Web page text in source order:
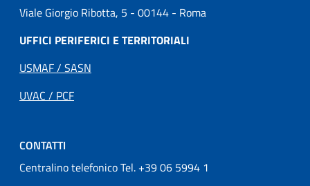
Viale Giorgio Ribotta, 5 - 00144 - Roma
UFFICI PERIFERICI E TERRITORIALI
USMAF / SASN
UVAC / PCF
CONTATTI
Centralino telefonico Tel. +39 06 5994 1